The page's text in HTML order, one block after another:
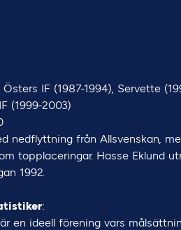
IF (1987-1994), Servette
(1999-2003)
nedflyttning från Allsvenskan,
topplaceringar. Hasse Eklund
1992.
:
en ideell förening vars